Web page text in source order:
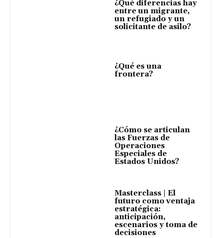
¿Qué diferencias hay
entre un migrante,
un refugiado y un
solicitante de asilo?
¿Qué es una
frontera?
¿Cómo se articulan
las Fuerzas de
Operaciones
Especiales de
Estados Unidos?
Masterclass | El
futuro como ventaja
estratégica:
anticipación,
escenarios y toma de
decisiones